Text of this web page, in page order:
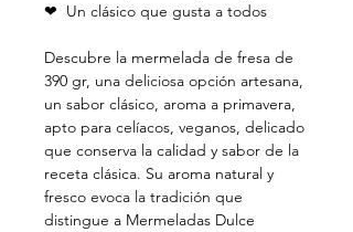
❤ ️ Un clásico que gusta a todos
Descubre la mermelada de fresa de
390 gr, una deliciosa opción artesana,
un sabor clásico, aroma a primavera,
apto para celíacos, veganos, delicado
que conserva la calidad y sabor de la
receta clásica. Su aroma natural y
fresco evoca la tradición que
distingue a Mermeladas Dulce